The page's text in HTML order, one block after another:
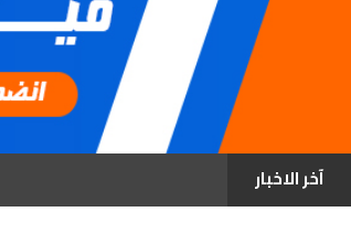
آخر الاخبار